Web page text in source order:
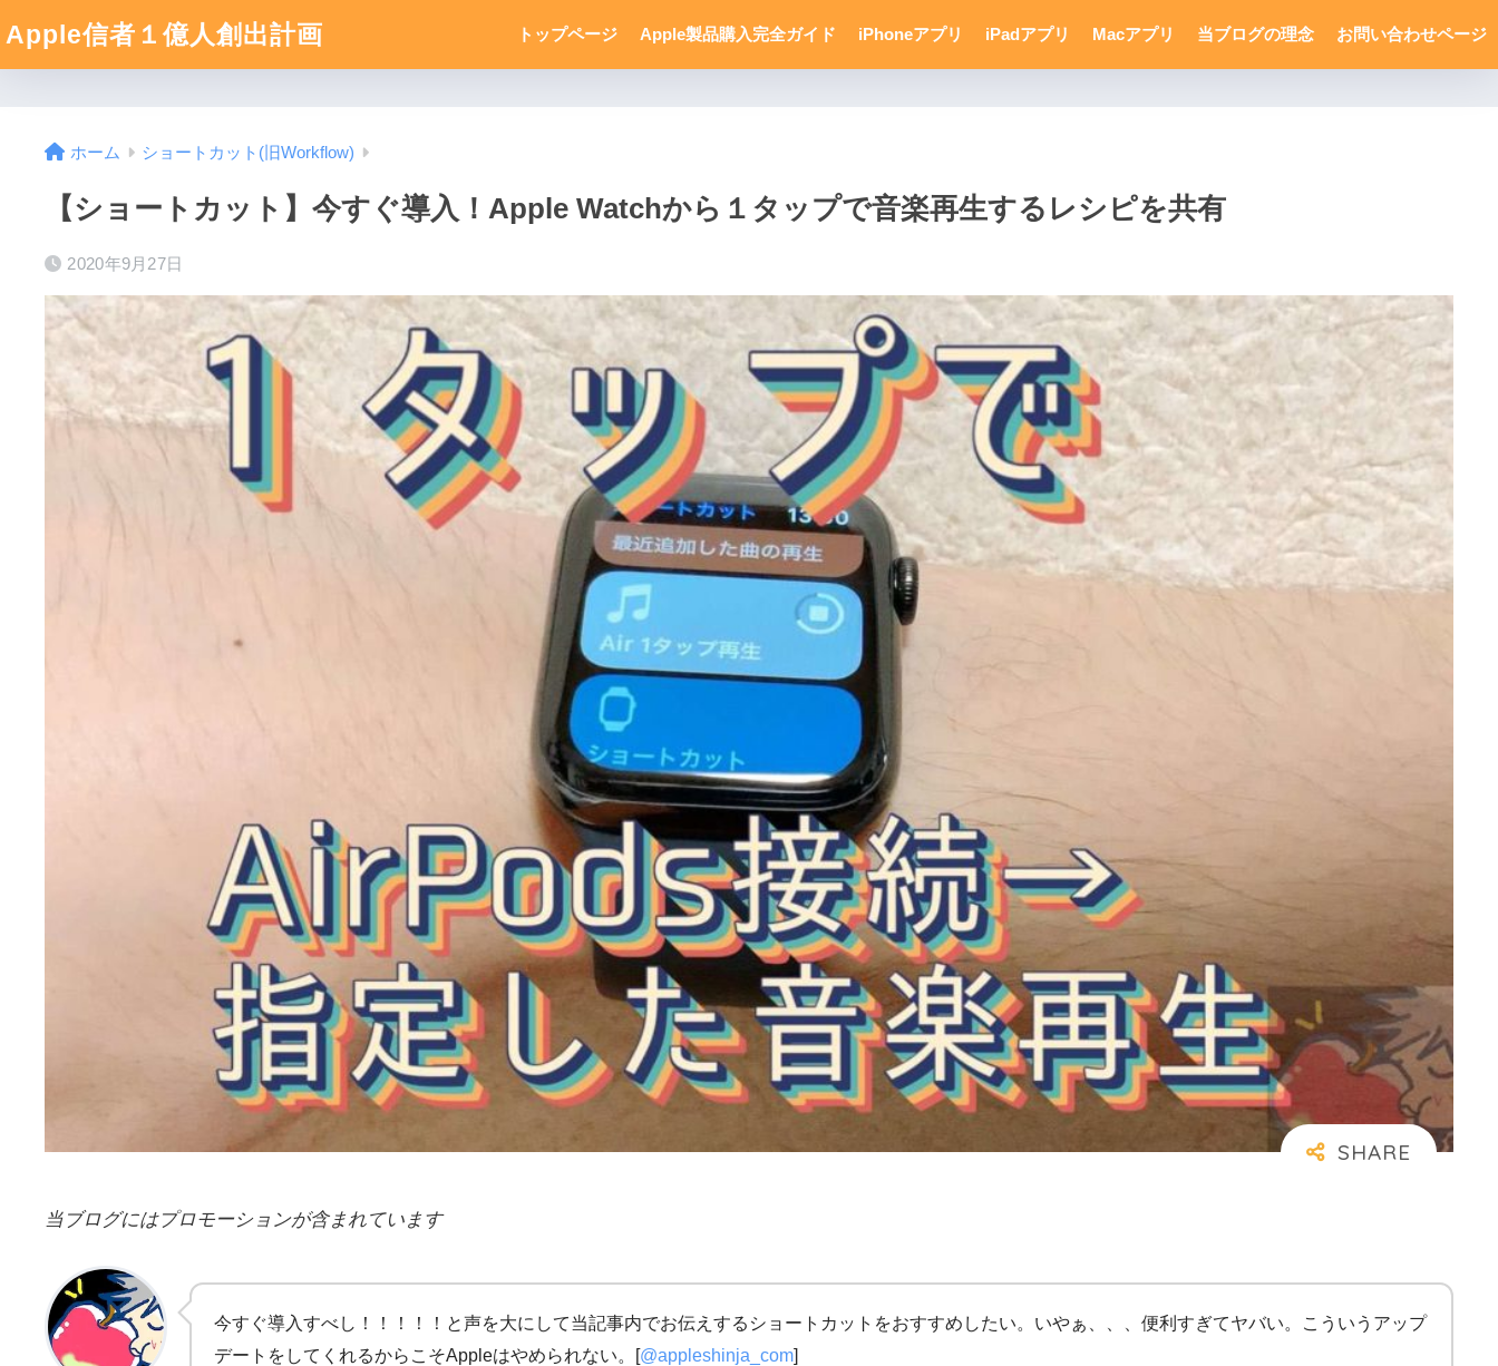
Apple信者１億人創出計画 トップページ Apple製品購入完全ガイド iPhoneアプリ iPadアプリ Macアプリ 当ブログの理念 お問い合わせページ
ホーム ショートカット(旧Workflow)
【ショートカット】今すぐ導入！Apple Watchから１タップで音楽再生するレシピを共有
2020年9月27日
当ブログにはプロモーションが含まれています
今すぐ導入すべし！！！！！と声を大にして当記事内でお伝えするショートカットをおすすめしたい。いやぁ、、、便利すぎてヤバい。こういうアップ
デートをしてくれるからこそAppleはやめられない。[@appleshinja_com]